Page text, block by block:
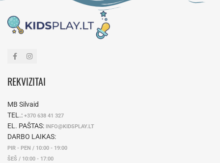
REKVIZITAI
MB Silvaid
TEL.: +370 638 41 327
EL. PAŠTAS: INFO@KIDSPLAY.LT
DARBO LAIKAS:
PIR - PEN / 10:00 - 19:00
ŠEŠ / 10:00 - 17:00